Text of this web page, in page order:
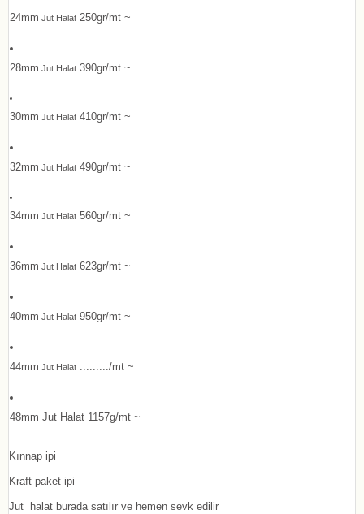
24mm Jut Halat 250gr/mt ~
28mm Jut Halat 390gr/mt ~
30mm Jut Halat 410gr/mt ~
32mm Jut Halat 490gr/mt ~
34mm Jut Halat 560gr/mt ~
36mm Jut Halat 623gr/mt ~
40mm Jut Halat 950gr/mt ~
44mm Jut Halat ........./mt ~
48mm Jut Halat 1157g/mt ~
Kınnap ipi
Kraft paket ipi
Jut halat burada satılır ve hemen sevk edilir